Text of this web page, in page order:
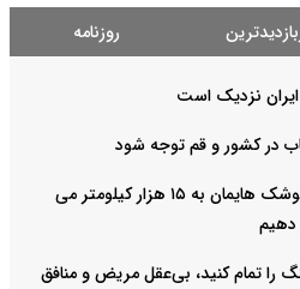
روزنامه
ایران نزدیک است
در کشور و قم توجه شود
امام‌ جمعه اهواز: با افزایش برد موشک هایمان به ۱۵ هزار کیلومتر می
دهیم
را تمام کنید، بی‌عقل مریض و منافق